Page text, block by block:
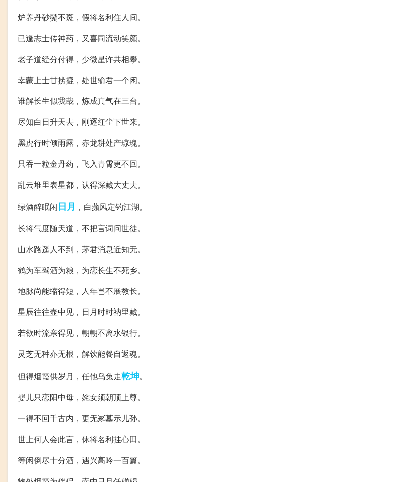
炉养丹砂鬓不斑，假将名利住人间。
已逢志士传神药，又喜同流动笑颜。
老子道经分付得，少微星许共相攀。
幸蒙上士甘捞摝，处世输君一个闲。
谁解长生似我哉，炼成真气在三台。
尽知白日升天去，刚逐红尘下世来。
黑虎行时倾雨露，赤龙耕处产琼瑰。
只吞一粒金丹药，飞入青霄更不回。
乱云堆里表星都，认得深藏大丈夫。
绿酒醉眠闲日月 ，白蘋风定钓江湖。
长将气度随天道，不把言词问世徒。
山水路遥人不到，茅君消息近知无。
鹤为车驾酒为粮，为恋长生不死乡。
地脉尚能缩得短，人年岂不展教长。
星辰往往壶中见，日月时时衲里藏。
若欲时流亲得见，朝朝不离水银行。
灵芝无种亦无根，解饮能餐自返魂。
但得烟霞供岁月，任他乌兔走乾坤。
婴儿只恋阳中母，姹女须朝顶上尊。
一得不回千古内，更无冢墓示儿孙。
世上何人会此言，休将名利挂心田。
等闲倒尽十分酒，遇兴高吟一百篇。